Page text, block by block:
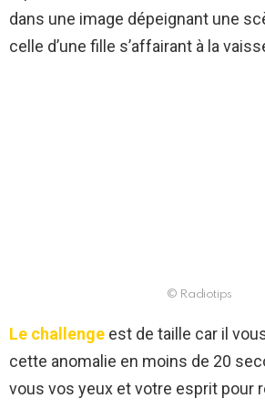
dans une image dépeignant une
celle d’une fille s’affairant à la
© Radiotips
Le challenge est de taille car il
cette anomalie en moins de 20
vous vos yeux et votre esprit pour